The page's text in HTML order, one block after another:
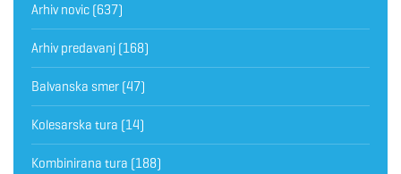
Arhiv novic (637)
Arhiv predavanj (168)
Balvanska smer (47)
Kolesarska tura (14)
Kombinirana tura (188)